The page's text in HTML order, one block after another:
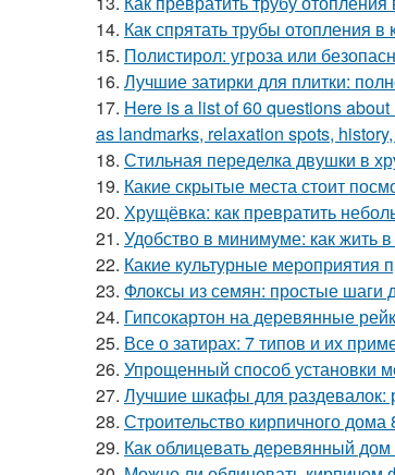
14. Как спрятать трубы отопления в
15. Полистирол: угроза или
16. Лучшие затирки для плитки:
17. Here is a list of 60 questions
as landmarks, relaxation spots,
18. Стильная переделка двушки в
19. Какие скрытые места стоит
20. Хрущёвка: как превратить
21. Удобство в минимуме: как жить
22. Какие культурные мероприятия
23. Флоксы из семян: простые
24. Гипсокартон на деревянные
25. Все о затирах: 7 типов и их
26. Упрощенный способ установки
27. Лучшие шкафы для раздевалок:
28. Строительство кирпичного
29. Как облицевать деревянный